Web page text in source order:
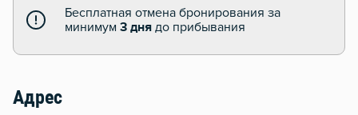
Бесплатная отмена бронирования за
минимум 3 дня до прибывания
Адрес